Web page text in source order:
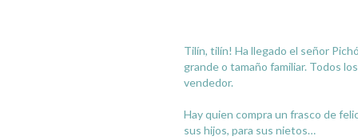
Tilín, tilín! Ha llegado el señor
grande o tamaño familiar. Todos
vendedor.
Hay quien compra un frasco de
sus hijos, para sus nietos…